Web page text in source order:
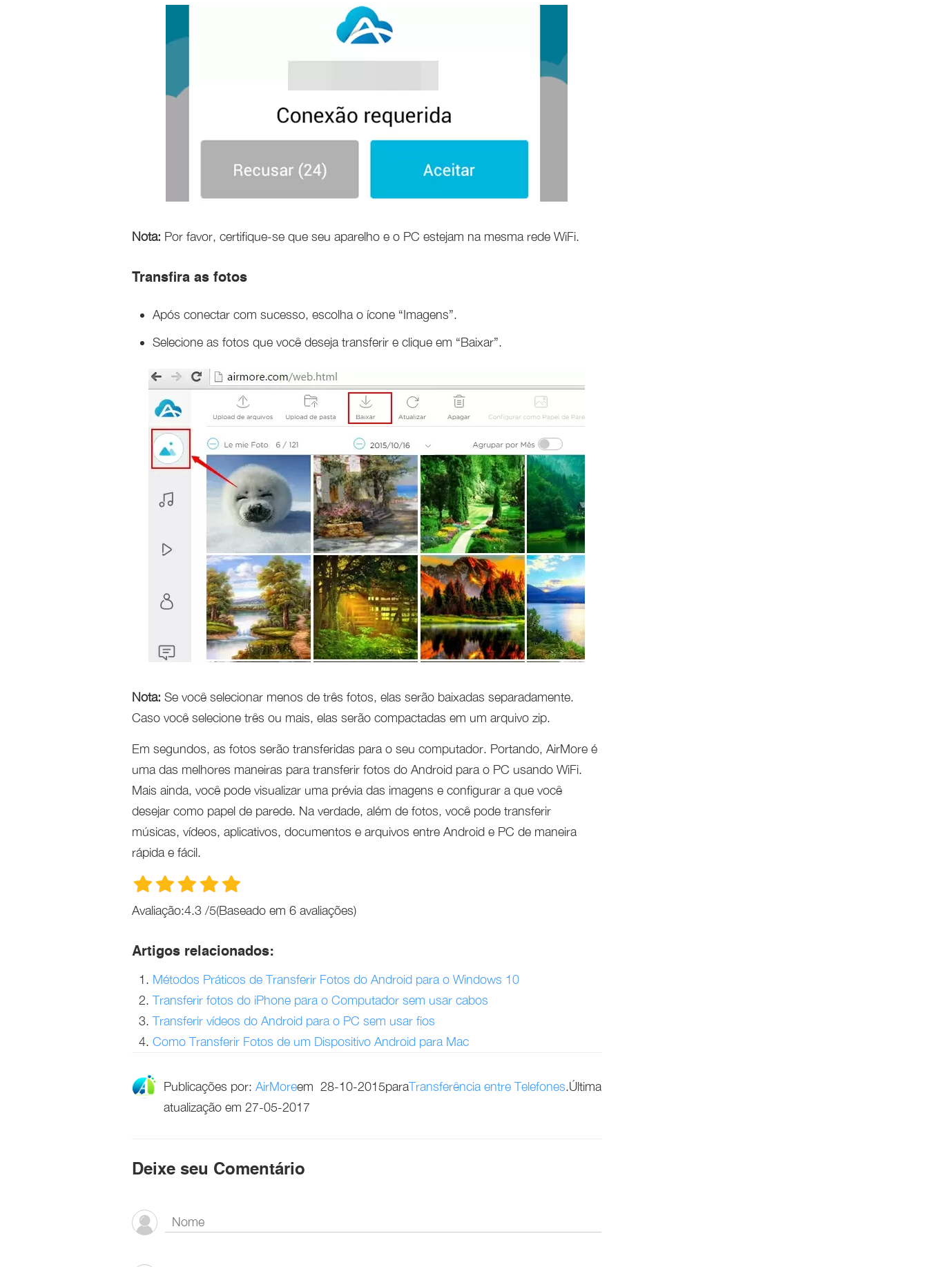
Nota: Por favor, certifique-se que seu aparelho e o PC estejam na mesma rede WiFi.
Transfira as fotos
Após conectar com sucesso, escolha o ícone “Imagens”.
Selecione as fotos que você deseja transferir e clique em “Baixar”.
Nota: Se você selecionar menos de três fotos, elas serão baixadas separadamente.
Caso você selecione três ou mais, elas serão compactadas em um arquivo zip.
Em segundos, as fotos serão transferidas para o seu computador. Portando, AirMore é
uma das melhores maneiras para transferir fotos do Android para o PC usando WiFi.
Mais ainda, você pode visualizar uma prévia das imagens e configurar a que você
desejar como papel de parede. Na verdade, além de fotos, você pode transferir
músicas, vídeos, aplicativos, documentos e arquivos entre Android e PC de maneira
rápida e fácil.
Avaliação:4.3 /5(Baseado em 6 avaliações)
Artigos relacionados:
Métodos Práticos de Transferir Fotos do Android para o Windows 10
Transferir fotos do iPhone para o Computador sem usar cabos
Transferir vídeos do Android para o PC sem usar fios
Como Transferir Fotos de um Dispositivo Android para Mac
Publicações por: AirMoreem 28-10-2015paraTransferência entre Telefones.Última
atualização em 27-05-2017
Deixe seu Comentário